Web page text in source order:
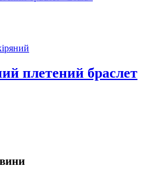
плетений браслет